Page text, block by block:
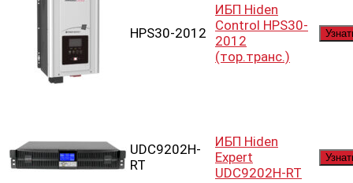
HPS30-2012
ИБП Hiden
Control HPS30-
2012
(тор.транс.)
UDC9202H-
RT
ИБП Hiden
Expert
UDC9202H-RT